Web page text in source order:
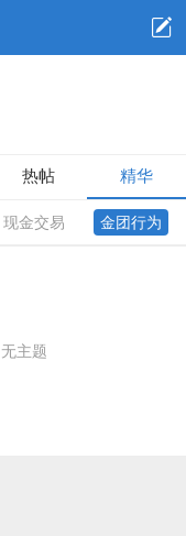
热帖 精华
现金交易 金团行为
主题